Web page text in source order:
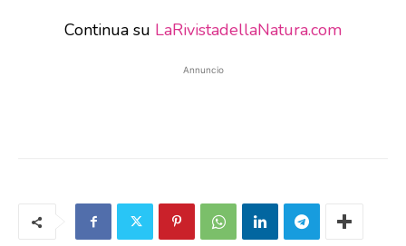
Continua su LaRivistadellaNatura.com
Annuncio